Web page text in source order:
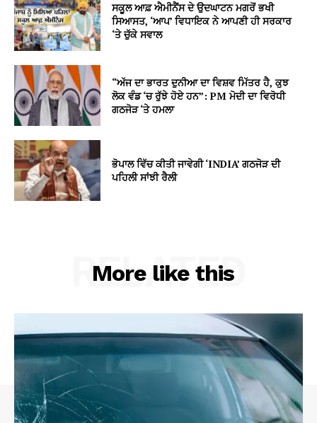
ਸਕੂਲ ਆਫ਼ ਐਮੀਨੈਂਸ ਦੇ ਉਦਘਾਟਨ ਮਗਰੋਂ ਭਖੀ
ਸਿਆਸਤ, ‘ਆਪ’ ਵਿਧਾਇਕ ਨੇ ਆਪਣੀ ਹੀ ਸਰਕਾਰ
‘ਤੇ ਚੁੱਕੇ ਸਵਾਲ
“ਅੱਜ ਦਾ ਭਾਰਤ ਦੁਨੀਆ ਦਾ ਵਿਸ਼ਵ ਮਿੱਤਰ ਹੈ, ਕੁਝ
ਲੋਕ ਵੰਡ ‘ਚ ਰੁੱਝੇ ਹੋਏ ਹਨ”: PM ਮੋਦੀ ਦਾ ਵਿਰੋਧੀ
ਗਠਜੋੜ ‘ਤੇ ਹਮਲਾ
ਭੋਪਾਲ ਵਿੱਚ ਕੀਤੀ ਜਾਵੇਗੀ ‘INDIA’ ਗਠਜੋੜ ਦੀ
ਪਹਿਲੀ ਸਾਂਝੀ ਰੈਲੀ
More like this
RELATED